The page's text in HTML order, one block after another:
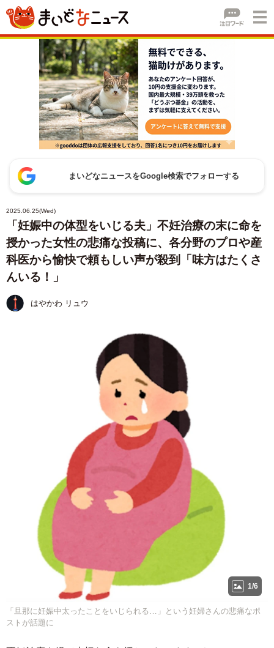
まいどなニュースをGoogle検索でフォローする
2025.06.25(Wed)
「妊娠中の体型をいじる夫」不妊治療の末に命を
授かった女性の悲痛な投稿に、各分野のプロや産
科医から愉快で頼もしい声が殺到「味方はたくさ
んいる！」
はやかわ リュウ
1/6
「旦那に妊娠中太ったことをいじられる…」という妊婦さんの悲痛なポ
ストが話題に